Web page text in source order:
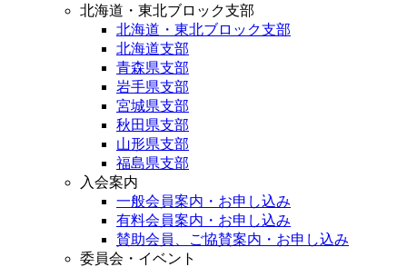
北海道・東北ブロック支部
北海道・東北ブロック支部
北海道支部
青森県支部
岩手県支部
宮城県支部
秋田県支部
山形県支部
福島県支部
入会案内
一般会員案内・お申し込み
有料会員案内・お申し込み
賛助会員、ご協賛案内・お申し込み
委員会・イベント